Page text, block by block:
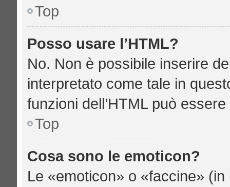
Top
Posso usare l’HTML?
No. Non è possibile inserire
interpretato come tale in
funzioni dell’HTML può
Top
Cosa sono le emoticon?
Le «emoticon» o «faccine»